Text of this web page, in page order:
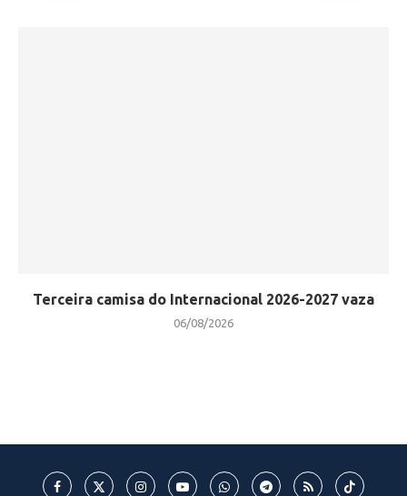
Terceira camisa do Internacional 2026-2027 vaza
06/08/2026